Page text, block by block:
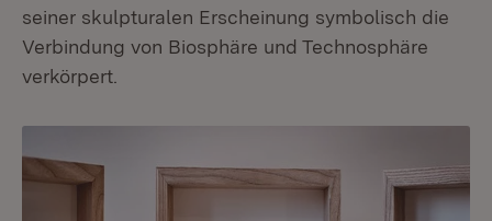
seiner skulpturalen Erscheinung symbolisch die
Verbindung von Biosphäre und Technosphäre
verkörpert.